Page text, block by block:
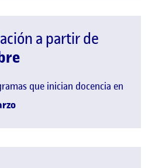
a partir de
que inician docencia en